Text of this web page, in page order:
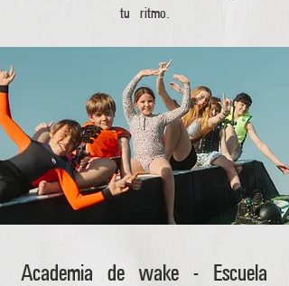
tu ritmo.
Academia de wake - Escuela